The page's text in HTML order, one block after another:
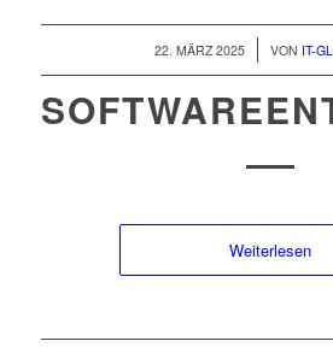
22. MÄRZ 2025
/ VON IT-
Weiterlesen